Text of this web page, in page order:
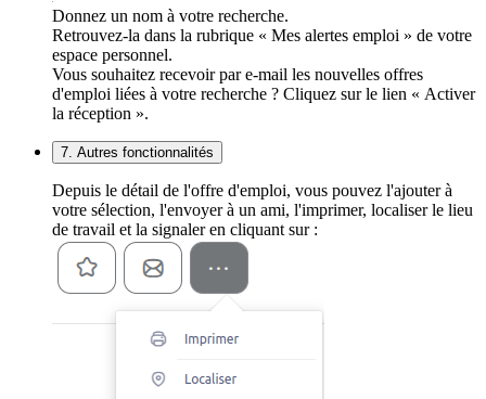
Donnez un nom à votre recherche.
Retrouvez-la dans la rubrique « Mes alertes emploi » de votre
espace personnel.
Vous souhaitez recevoir par e-mail les nouvelles offres
d'emploi liées à votre recherche ? Cliquez sur le lien « Activer
la réception ».
7. Autres fonctionnalités
Depuis le détail de l'offre d'emploi, vous pouvez l'ajouter à
votre sélection, l'envoyer à un ami, l'imprimer, localiser le lieu
de travail et la signaler en cliquant sur :